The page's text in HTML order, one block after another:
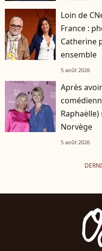
Loin de
France :
Catherine
ensemble
5 août 2026
Après
Norvège
5 août 2026